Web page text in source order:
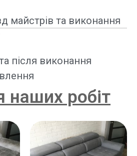
майстрів та виконання
після виконання
наших робіт